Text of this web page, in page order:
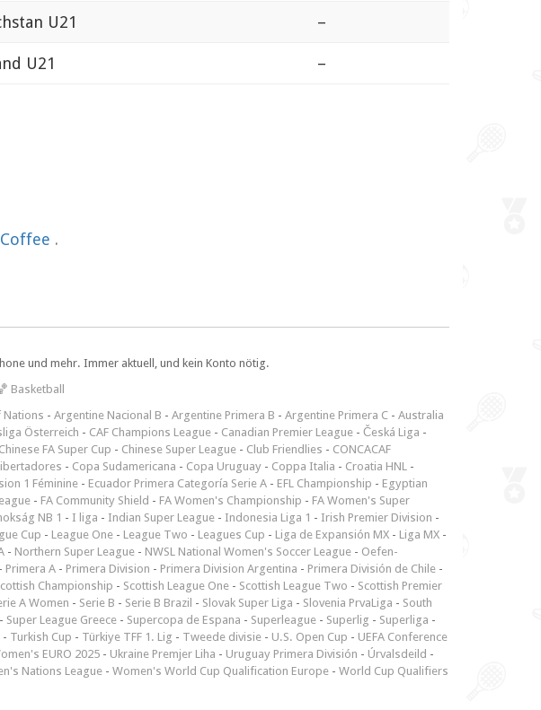
U21 –
U21 –
.
und mehr. Immer aktuell, und kein Konto nötig.
Basketball
Nations - Argentine Nacional B - Argentine Primera B - Argentine Primera C - Australia
Österreich - CAF Champions League - Canadian Premier League - Česká Liga -
Chinese FA Super Cup - Chinese Super League - Club Friendlies - CONCACAF
- Copa Sudamericana - Copa Uruguay - Coppa Italia - Croatia HNL -
1 Féminine - Ecuador Primera Categoría Serie A - EFL Championship - Egyptian
- FA Community Shield - FA Women's Championship - FA Women's Super
NB 1 - I liga - Indian Super League - Indonesia Liga 1 - Irish Premier Division -
Cup - League One - League Two - Leagues Cup - Liga de Expansión MX - Liga MX -
- Northern Super League - NWSL National Women's Soccer League - Oefen-
- Primera A - Primera Division - Primera Division Argentina - Primera División de Chile -
Championship - Scottish League One - Scottish League Two - Scottish Premier
A Women - Serie B - Serie B Brazil - Slovak Super Liga - Slovenia PrvaLiga - South
- Super League Greece - Supercopa de Espana - Superleague - Superlig - Superliga -
- Turkish Cup - Türkiye TFF 1. Lig - Tweede divisie - U.S. Open Cup - UEFA Conference
EURO 2025 - Ukraine Premjer Liha - Uruguay Primera División - Úrvalsdeild -
Nations League - Women's World Cup Qualification Europe - World Cup Qualifiers